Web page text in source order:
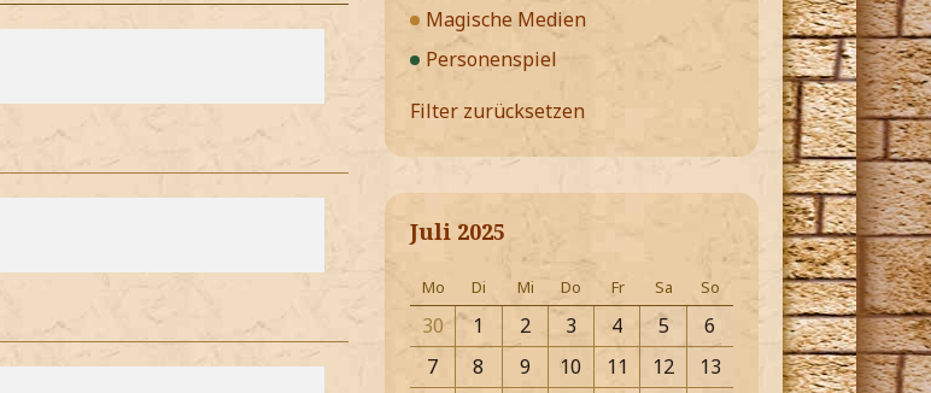
Magische Medien
Personenspiel
Filter zurücksetzen
Juli 2025
Mo Di Mi Do Fr Sa So
30 1 2 3 4 5
6
7
8 9 10 11 12
13